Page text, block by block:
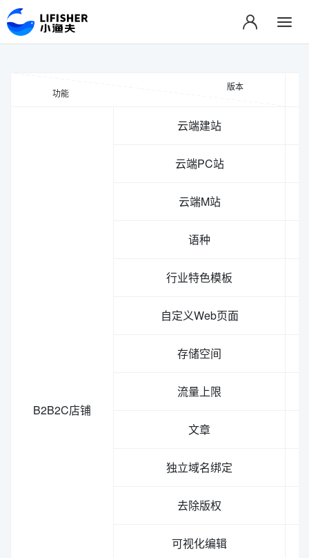
功能
版本
B2B2C店铺
云端建站
云端PC站
云端M站
语种
行业特色模板
自定义Web页面
存储空间
流量上限
文章
独立域名绑定
去除版权
可视化编辑